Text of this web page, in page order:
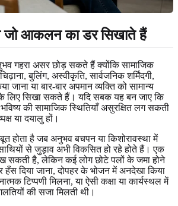
जो आकलन का डर सिखाते हैं
गहरा असर छोड़ सकते हैं क्योंकि सामाजिक
बुलिंग, अस्वीकृति, सार्वजनिक शर्मिंदगी,
जाना या बार-बार अपमान व्यक्ति को सामान्य
लिए सिखा सकते हैं। यदि सबक यह बन जाए कि
भविष्य की सामाजिक स्थितियाँ असुरक्षित लग सकती
या दयालु हों।
होता है जब अनुभव बचपन या किशोरावस्था में
से जुड़ाव अभी विकसित हो रहे होते हैं। एक
सकती है, लेकिन कई लोग छोटे पलों के जमा होने
हँस दिया जाना, दोपहर के भोजन में अनदेखा किया
टिप्पणी मिलना, या ऐसी कक्षा या कार्यस्थल में
की सजा मिलती थी।